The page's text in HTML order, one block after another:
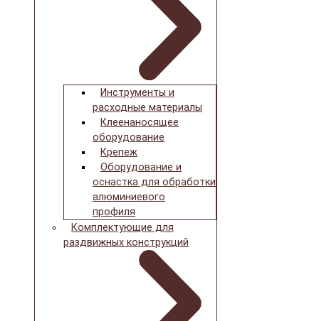
Инструменты и
расходные материалы
Клеенаносящее
оборудование
Крепеж
Оборудование и
оснастка для обработки
алюминиевого
профиля
Комплектующие для
раздвижных конструкций